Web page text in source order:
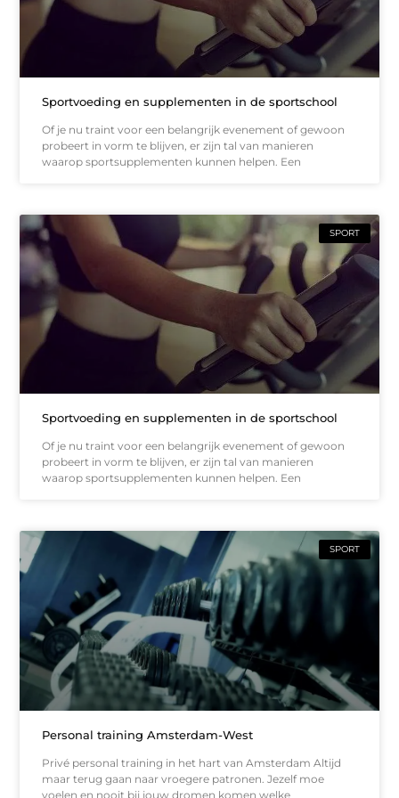
Sportvoeding en supplementen in de sportschool
Of je nu traint voor een belangrijk evenement of gewoon
probeert in vorm te blijven, er zijn tal van manieren
waarop sportsupplementen kunnen helpen. Een
SPORT
Sportvoeding en supplementen in de sportschool
Of je nu traint voor een belangrijk evenement of gewoon
probeert in vorm te blijven, er zijn tal van manieren
waarop sportsupplementen kunnen helpen. Een
SPORT
Personal training Amsterdam-West
Privé personal training in het hart van Amsterdam Altijd
maar terug gaan naar vroegere patronen. Jezelf moe
voelen en nooit bij jouw dromen komen welke